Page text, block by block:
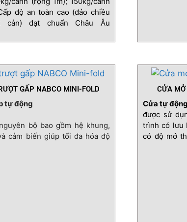
độ an toàn cao (đảo chiều
cản) đạt chuẩn Châu Âu
GẤP NABCO MINI-FOLD
tự động
bộ bao gồm hệ khung,
cảm biến giúp tối đa hóa độ
CỬA
Cửa tự
được sử
trình có lưu
có độ mở